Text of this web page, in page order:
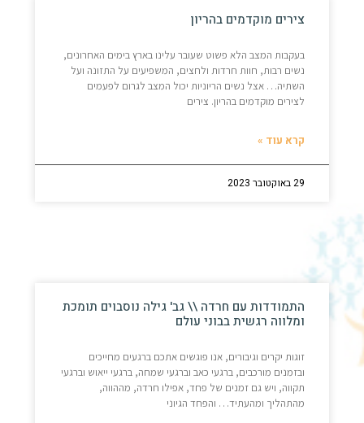
צירים מוקדמים בהריון
בעקבות המצב הלא פשוט שעובר עלינו בארץ בימים האחרונים,
נשים רבות, חוות חרדות ולחצים, המשפיעים על התזונה ועל
השתיה… אצל נשים הריוניות יכול המצב לגרום לפעמים
לצירים מוקדמים בהריון. צירים
קרא עוד »
29 באוקטובר 2023
התמודדות עם חרדה \\ גב' גילה נוסבוים תומכת
ומלווה רגשית בבוני עולם
זוגות יקרים וגיבורים, אנו פוגשים אתכם ברגעים מחייכים
ובזמנים מורכבים, ברגעי כאב וברגעי שמחה, ברגעי ייאוש וברגעי
תקווה, ויש גם זמנים של פחד, אפילו חרדה, מההווה,
מהתהליך ומהעתיד… והפחד הגיוני